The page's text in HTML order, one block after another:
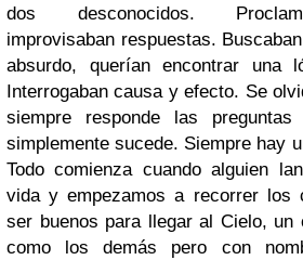
dos desconocidos.
improvisaban respuestas.
absurdo, querían encontrar una
Interrogaban causa y efecto. Se
siempre responde las
simplemente sucede. Siempre hay
Todo comienza cuando alguien
vida y empezamos a recorrer los
ser buenos para llegar al Cielo, un
como los demás pero con